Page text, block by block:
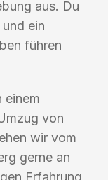
aus. Du
ein
führen
einem
von
wir vom
gerne an
Erfahrung